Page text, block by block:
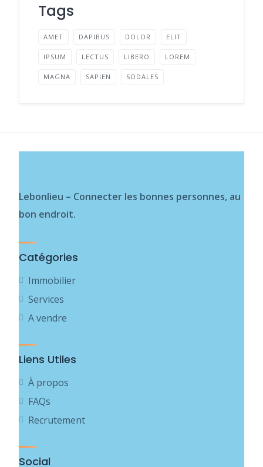
Tags
AMET DAPIBUS DOLOR ELIT
IPSUM LECTUS LIBERO LOREM
MAGNA SAPIEN SODALES
Lebonlieu – Connecter les bonnes personnes, au
bon endroit.
Catégories
Immobilier
Services
A vendre
Liens Utiles
À propos
FAQs
Recrutement
Social